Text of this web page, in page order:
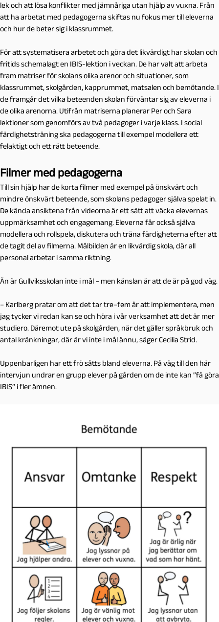
lek och att lösa konflikter med jämnåriga utan hjälp av vuxna. Från
att ha arbetat med pedagogerna skiftas nu fokus mer till eleverna
och hur de beter sig i klassrummet.
För att systematisera arbetet och göra det likvärdigt har skolan och
fritids schemalagt en IBIS-lektion i veckan. De har valt att arbeta
fram matriser för skolans olika arenor och situationer, som
klassrummet, skolgården, kapprummet, matsalen och bemötande. I
de framgår det vilka beteenden skolan förväntar sig av eleverna i
de olika arenorna. Utifrån matriserna planerar Per och Sara
lektioner som genomförs av två pedagoger i varje klass. I social
färdighetsträning ska pedagogerna till exempel modellera ett
felaktigt och ett rätt beteende.
Filmer med pedagogerna
Till sin hjälp har de korta filmer med exempel på önskvärt och
mindre önskvärt beteende, som skolans pedagoger själva spelat in.
De kända ansiktena från videorna är ett sätt att väcka elevernas
uppmärksamhet och engagemang. Eleverna får också själva
modellera och rollspela, diskutera och träna färdigheterna efter att
de tagit del av filmerna. Målbilden är en likvärdig skola, där all
personal arbetar i samma riktning.
Än är Gullviksskolan inte i mål – men känslan är att de är på god väg.
– Karlberg pratar om att det tar tre–fem år att implementera, men
jag tycker vi redan kan se och höra i vår verksamhet att det är mer
studiero. Däremot ute på skolgården, när det gäller språkbruk och
antal kränkningar, där är vi inte i mål ännu, säger Cecilia Strid.
Uppenbarligen har ett frö såtts bland eleverna. På väg till den här
intervjun undrar en grupp elever på gården om de inte kan ”få göra
IBIS” i fler ämnen.